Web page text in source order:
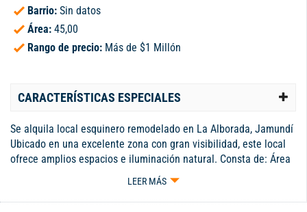
Barrio: Sin datos
Área: 45,00
Rango de precio: Más de $1 Millón
CARACTERÍSTICAS ESPECIALES
Se alquila local esquinero remodelado en La Alborada, Jamundí
Ubicado en una excelente zona con gran visibilidad, este local
ofrece amplios espacios e iluminación natural. Consta de: Área
principal amplia. baño, espacio para instalación de cocineta,
$2.900.000 Una opción ideal para negocio o emprendimiento en
LEER MÁS